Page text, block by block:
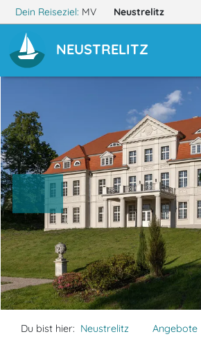
Dein Reiseziel: MV Neustrelitz
NEUSTRELITZ
Du bist hier: Neustrelitz Angebote